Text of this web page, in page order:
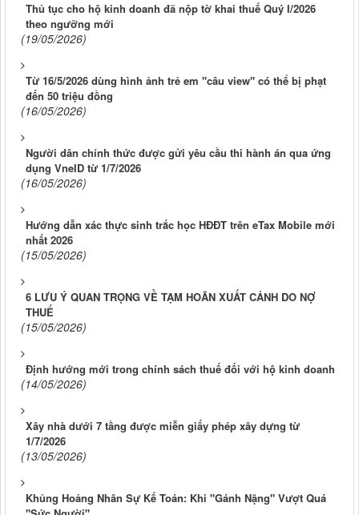
Thủ tục cho hộ kinh doanh đã nộp tờ khai thuế Quý I/2026
theo ngưỡng mới
(19/05/2026)
Từ 16/5/2026 dùng hình ảnh trẻ em "câu view" có thể bị phạt
đến 50 triệu đồng
(16/05/2026)
Người dân chính thức được gửi yêu cầu thi hành án qua ứng
dụng VneID từ 1/7/2026
(16/05/2026)
Hướng dẫn xác thực sinh trắc học HĐĐT trên eTax Mobile mới
nhất 2026
(15/05/2026)
6 LƯU Ý QUAN TRỌNG VỀ TẠM HOÃN XUẤT CẢNH DO NỢ
THUẾ
(15/05/2026)
Định hướng mới trong chính sách thuế đối với hộ kinh doanh
(14/05/2026)
Xây nhà dưới 7 tầng được miễn giấy phép xây dựng từ
1/7/2026
(13/05/2026)
Khủng Hoảng Nhân Sự Kế Toán: Khi "Gánh Nặng" Vượt Quá